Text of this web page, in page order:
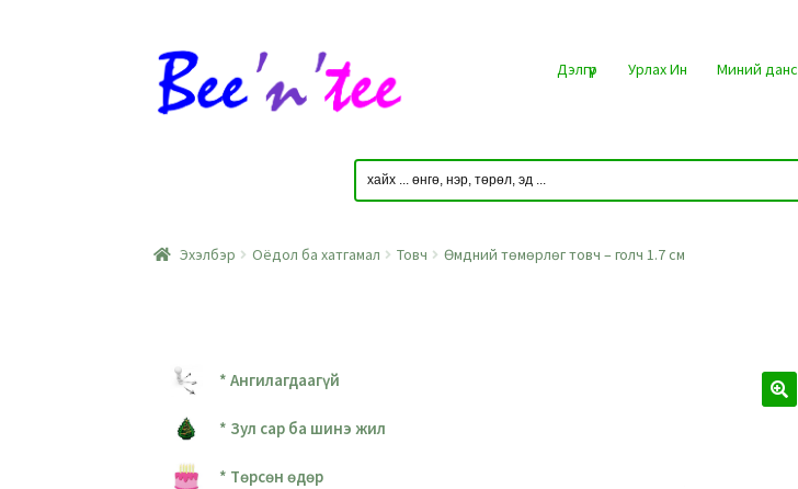
Skip
to
navigation
Skip
to
content
Дэлгүүр Урлах Ин Миний данс
Эхэлбэр Оёдол ба хатгамал Товч Өмдний төмөрлөг товч – голч 1.7 см
* Ангилагдаагүй
* Зул сар ба шинэ жил
* Төрсөн өдөр